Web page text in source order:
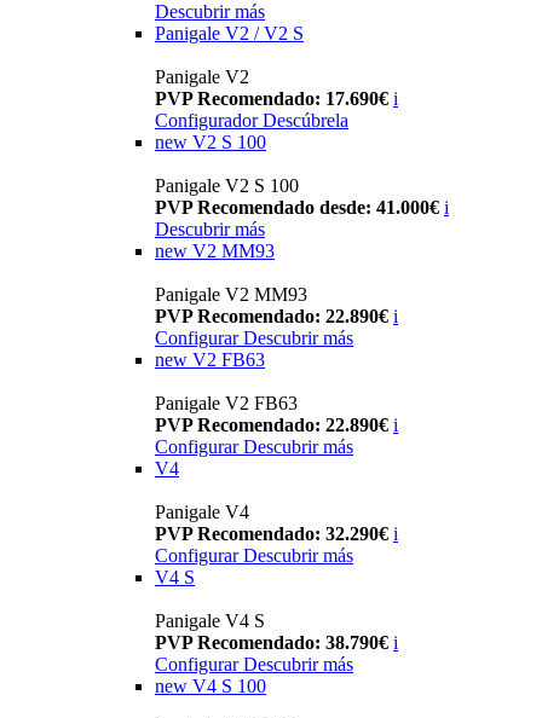
Descubrir más
Panigale V2 / V2 S
Panigale V2
PVP Recomendado: 17.690€ i
Configurador Descúbrela
new V2 S 100
Panigale V2 S 100
PVP Recomendado desde: 41.000€ i
Descubrir más
new V2 MM93
Panigale V2 MM93
PVP Recomendado: 22.890€ i
Configurar Descubrir más
new V2 FB63
Panigale V2 FB63
PVP Recomendado: 22.890€ i
Configurar Descubrir más
V4
Panigale V4
PVP Recomendado: 32.290€ i
Configurar Descubrir más
V4 S
Panigale V4 S
PVP Recomendado: 38.790€ i
Configurar Descubrir más
new V4 S 100